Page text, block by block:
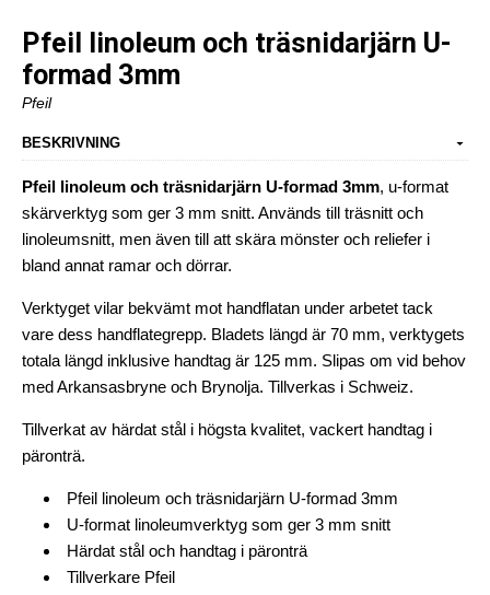
Pfeil linoleum och träsnidarjärn U-
formad 3mm
Pfeil
BESKRIVNING
Pfeil linoleum och träsnidarjärn U-formad 3mm, u-format
skärverktyg som ger 3 mm snitt. Används till träsnitt och
linoleumsnitt, men även till att skära mönster och reliefer i
bland annat ramar och dörrar.
Verktyget vilar bekvämt mot handflatan under arbetet tack
vare dess handflategrepp. Bladets längd är 70 mm, verktygets
totala längd inklusive handtag är 125 mm. Slipas om vid behov
med Arkansasbryne och Brynolja. Tillverkas i Schweiz.
Tillverkat av härdat stål i högsta kvalitet, vackert handtag i
päronträ.
Pfeil linoleum och träsnidarjärn U-formad 3mm
U-format linoleumverktyg som ger 3 mm snitt
Härdat stål och handtag i päronträ
Tillverkare Pfeil